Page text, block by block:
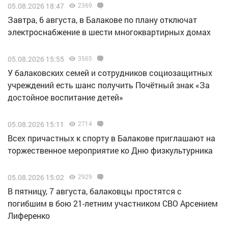
05.08.2026 18:47 2369
Завтра, 6 августа, в Балакове по плану отключат
электроснабжение в шести многоквартирных домах
05.08.2026 15:55 3565
У балаковских семей и сотрудников социозащитных
учреждений есть шанс получить Почётный знак «За
достойное воспитание детей»
05.08.2026 15:11 2714
Всех причастных к спорту в Балакове приглашают на
торжественное мероприятие ко Дню физкультурника
05.08.2026 15:02 2929
В пятницу, 7 августа, балаковцы простятся с
погибшим в бою 21-летним участником СВО Арсением
Лиференко